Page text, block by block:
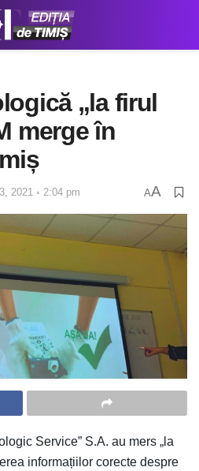
„la firul
merge în
2021 ◦ 2:04 pm AA
Service” S.A. au mers „la
informațiilor corecte despre